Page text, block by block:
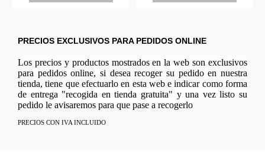
PRECIOS EXCLUSIVOS PARA PEDIDOS ONLINE
Los precios y productos mostrados en la web son exclusivos
para pedidos online, si desea recoger su pedido en nuestra
tienda, tiene que efectuarlo en esta web e indicar como forma
de entrega "recogida en tienda gratuita" y una vez listo su
pedido le avisaremos para que pase a recogerlo
PRECIOS CON IVA INCLUIDO